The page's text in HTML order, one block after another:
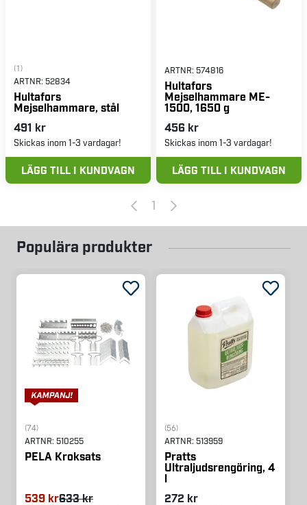
(1)
ARTNR: 52834
Hultafors
Mejselhammare, stål
491 kr
Skickas inom 1-3 vardagar!
LÄGG TILL I KUNDVAGN
ARTNR: 574816
Hultafors
Mejselhammare ME-
1500, 1650 g
456 kr
Skickas inom 1-3 vardagar!
LÄGG TILL I KUNDVAGN
1
Populära produkter
(74)
ARTNR: 510255
PELA Kroksats
539 kr633 kr
(56)
ARTNR: 513959
Pratts
Ultraljudsrengöring, 4
l
272 kr